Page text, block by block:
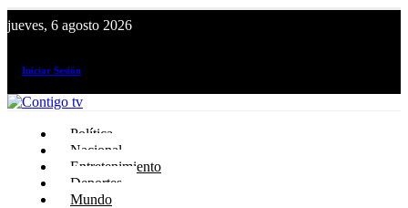
jueves, 6 agosto 2026
Iniciar Sesión
Política
Nacional
Entretenimiento
Deportes
Mundo